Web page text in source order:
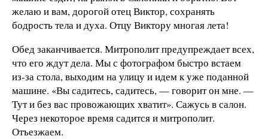
желаю и вам, дорогой отец Виктор, сохранять
бодрость тела и духа. Отцу Виктору многая лета!
Обед заканчивается. Митрополит предупреждает всех,
что его ждут дела. Мы с фотографом быстро встаем
из-за стола, выходим на улицу и идем к уже поданной
машине. «Вы садитесь, садитесь, — говорит он мне. —
Тут и без вас провожающих хватит». Сажусь в салон.
Через некоторое время садится и митрополит.
Отъезжаем.